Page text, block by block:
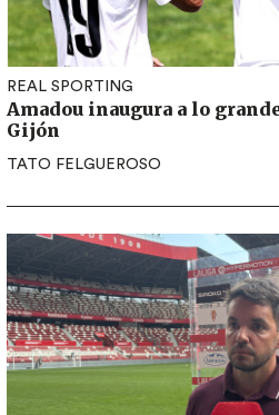
REAL SPORTING
Amadou inaugura a lo
Gijón
TATO FELGUEROSO